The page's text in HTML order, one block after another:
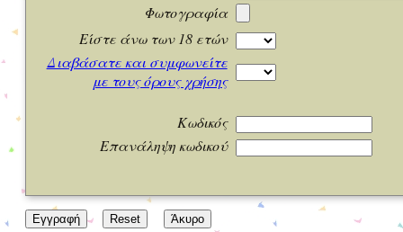
Φωτογραφία
Είστε άνω των 18 ετών
Διαβάσατε και συμφωνείτε
με τους όρους χρήσης
Κωδικός
Επανάληψη κωδικού